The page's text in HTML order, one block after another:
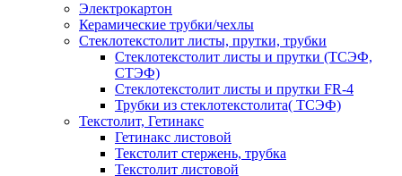
Электрокартон
Керамические трубки/чехлы
Cтеклотекстолит листы, прутки, трубки
Стеклотекстолит листы и прутки (ТСЭФ,
СТЭФ)
Стеклотекстолит листы и прутки FR-4
Трубки из стеклотекстолита( ТСЭФ)
Текстолит, Гетинакс
Гетинакс листовой
Текстолит стержень, трубка
Текстолит листовой